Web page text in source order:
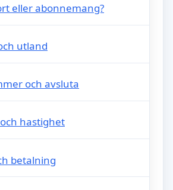
eller abonnemang?
utland
och avsluta
hastighet
betalning